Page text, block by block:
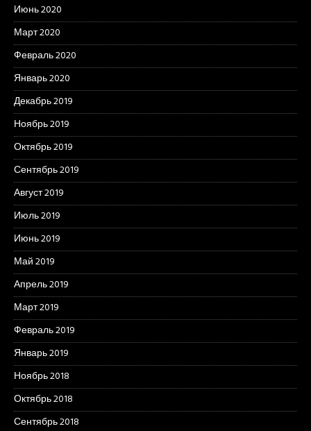
Июнь 2020
Март 2020
Февраль 2020
Январь 2020
Декабрь 2019
Ноябрь 2019
Октябрь 2019
Сентябрь 2019
Август 2019
Июль 2019
Июнь 2019
Май 2019
Апрель 2019
Март 2019
Февраль 2019
Январь 2019
Ноябрь 2018
Октябрь 2018
Сентябрь 2018